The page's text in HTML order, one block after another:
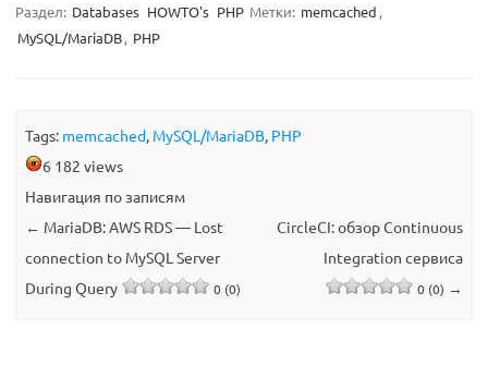
Раздел: Databases HOWTO's PHP Метки: memcached ,
MySQL/MariaDB, PHP
Tags: memcached, MySQL/MariaDB, PHP
6 182 views
Навигация по записям
← MariaDB: AWS RDS — Lost
connection to MySQL Server
During Query
0 (0)
CircleCI: обзор Continuous
Integration сервиса
0 (0) →